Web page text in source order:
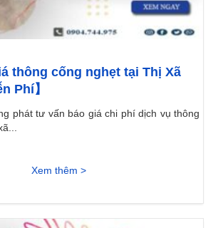
thông cống nghẹt tại Thị Xã
Phí】
phát tư vấn báo giá chi phí dịch vụ thông
Xem thêm >